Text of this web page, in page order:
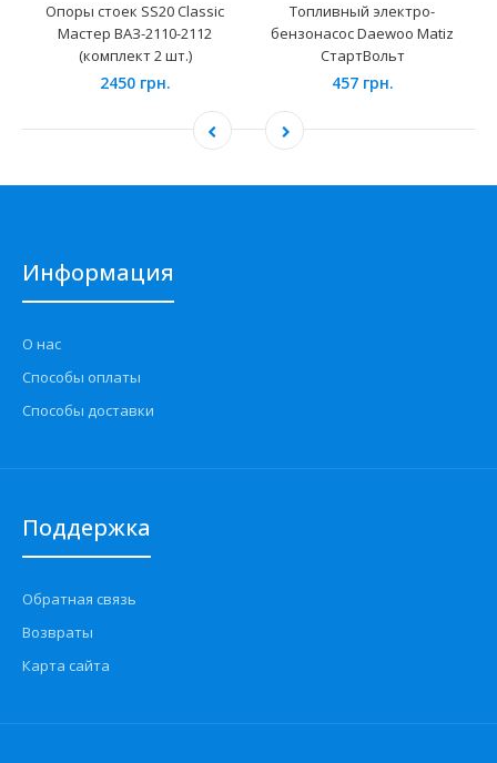
Опоры стоек SS20 Classic
Мастер ВАЗ-2110-2112
(комплект 2 шт.)
2450 грн.
Топливный электро-
бензонасос Daewoo Matiz
СтартВольт
457 грн.
Информация
О нас
Способы оплаты
Способы доставки
Поддержка
Обратная связь
Возвраты
Карта сайта